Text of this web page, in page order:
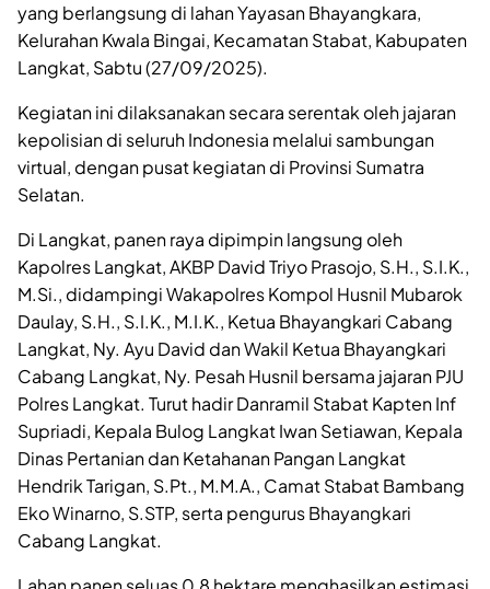
yang berlangsung di lahan Yayasan Bhayangkara,
Kelurahan Kwala Bingai, Kecamatan Stabat, Kabupaten
Langkat, Sabtu (27/09/2025).
Kegiatan ini dilaksanakan secara serentak oleh jajaran
kepolisian di seluruh Indonesia melalui sambungan
virtual, dengan pusat kegiatan di Provinsi Sumatra
Selatan.
Di Langkat, panen raya dipimpin langsung oleh
Kapolres Langkat, AKBP David Triyo Prasojo, S.H., S.I.K.,
M.Si., didampingi Wakapolres Kompol Husnil Mubarok
Daulay, S.H., S.I.K., M.I.K., Ketua Bhayangkari Cabang
Langkat, Ny. Ayu David dan Wakil Ketua Bhayangkari
Cabang Langkat, Ny. Pesah Husnil bersama jajaran PJU
Polres Langkat. Turut hadir Danramil Stabat Kapten Inf
Supriadi, Kepala Bulog Langkat Iwan Setiawan, Kepala
Dinas Pertanian dan Ketahanan Pangan Langkat
Hendrik Tarigan, S.Pt., M.M.A., Camat Stabat Bambang
Eko Winarno, S.STP, serta pengurus Bhayangkari
Cabang Langkat.